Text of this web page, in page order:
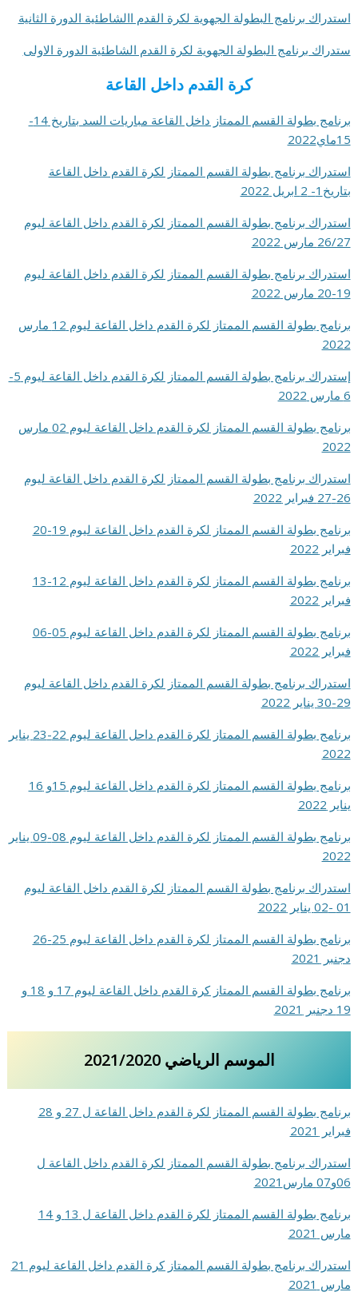
استدراك برنامج البطولة الجهوية لكرة القدم االشاطئية الدورة الثانية
ستدراك برنامج البطولة الجهوية لكرة القدم الشاطئية الدورة الاولى
كرة القدم داخل القاعة
برنامج بطولة القسم الممتاز داخل القاعة مباريات السد بتاريخ 14-
15ماي2022
استدراك برنامج بطولة القسم الممتاز لكرة القدم داخل القاعة
بتاريخ1- 2 ابريل 2022
استدراك برنامج بطولة القسم الممتاز لكرة القدم داخل القاعة ليوم
26/27 مارس 2022
استدراك برنامج بطولة القسم الممتاز لكرة القدم داخل القاعة ليوم
19-20 مارس 2022
برنامج بطولة القسم الممتاز لكرة القدم داخل القاعة ليوم 12 مارس
2022
إستدراك برنامج بطولة القسم الممتاز لكرة القدم داخل القاعة ليوم 5-
6 مارس 2022
برنامج بطولة القسم الممتاز لكرة القدم داخل القاعة ليوم 02 مارس
2022
استدراك برنامج بطولة القسم الممتاز لكرة القدم داخل القاعة ليوم
26-27 فبراير 2022
برنامج بطولة القسم الممتاز لكرة القدم داخل القاعة ليوم 19-20
فبراير 2022
برنامج بطولة القسم الممتاز لكرة القدم داخل القاعة ليوم 12-13
فبراير 2022
برنامج بطولة القسم الممتاز لكرة القدم داخل القاعة ليوم 05-06
فبراير 2022
استدراك برنامج بطولة القسم الممتاز لكرة القدم داخل القاعة ليوم
29-30 يناير 2022
برنامج بطولة القسم الممتاز لكرة القدم داحل القاعة ليوم 22-23 يناير
2022
برنامج بطولة القسم الممتاز لكرة القدم داخل القاعة ليوم 15و 16
يناير 2022
برنامج بطولة القسم الممتاز لكرة القدم داخل القاعة ليوم 08-09 يناير
2022
استدراك برنامج بطولة القسم الممتاز لكرة القدم داخل القاعة ليوم
01 -02 يناير 2022
برنامج بطولة القسم الممتاز لكرة القدم داخل القاعة ليوم 25-26
دجنبر 2021
برنامج بطولة القسم الممتاز كرة القدم داخل القاعة ليوم 17 و 18 و
19 دجنبر 2021
الموسم الرياضي 2021/2020
برنامج بطولة القسم الممتاز لكرة القدم داخل القاعة ل 27 و 28
فبراير 2021
استدراك برنامج بطولة القسم الممتاز لكرة القدم داخل القاعة ل
06و07 مارس2021
برنامج بطولة القسم الممتاز لكرة القدم داخل القاعة ل 13 و 14
مارس 2021
استدراك برنامج بطولة القسم الممتاز كرة القدم داخل القاعة ليوم 21
مارس 2021